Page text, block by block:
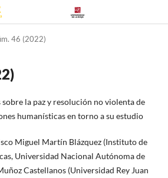
46 (2022)
la paz y resolución no violenta de
humanísticas en torno a su estudio
Miguel Martín Blázquez (Instituto de
Universidad Nacional Autónoma de
Castellanos (Universidad Rey Juan